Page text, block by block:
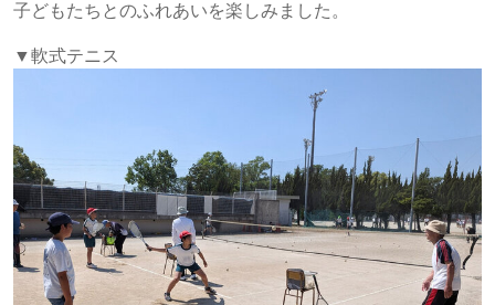
子どもたちとのふれあいを楽しみました。
▼軟式テニス